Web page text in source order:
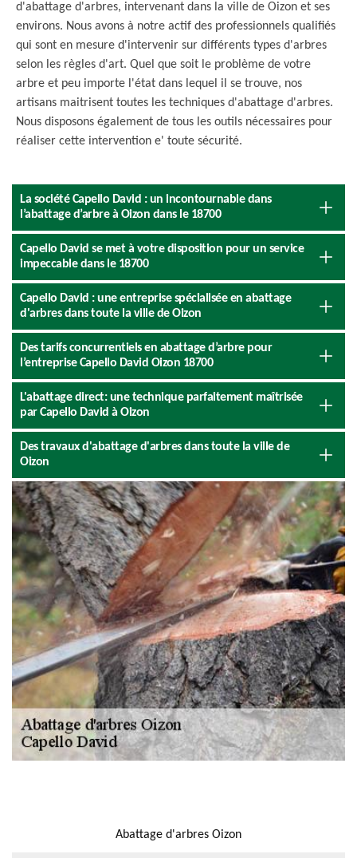
d'abattage d'arbres, intervenant dans la ville de Oizon et ses
environs. Nous avons à notre actif des professionnels qualifiés
qui sont en mesure d'intervenir sur différents types d'arbres
selon les règles d'art. Quel que soit le problème de votre
arbre et peu importe l'état dans lequel il se trouve, nos
artisans maitrisent toutes les techniques d'abattage d'arbres.
Nous disposons également de tous les outils nécessaires pour
réaliser cette intervention e' toute sécurité.
La société Capello David : un incontournable dans
l’abattage d’arbre à Oizon dans le 18700
Capello David se met à votre disposition pour un service
impeccable dans le 18700
Capello David : une entreprise spécialisée en abattage
d'arbres dans toute la ville de Oizon
Des tarifs concurrentiels en abattage d’arbre pour
l’entreprise Capello David Oizon 18700
L'abattage direct: une technique parfaitement maîtrisée
par Capello David à Oizon
Des travaux d'abattage d'arbres dans toute la ville de
Oizon
Abattage d'arbres Oizon